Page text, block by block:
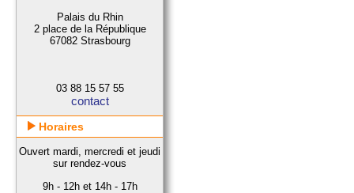
Palais du Rhin
2 place de la République
67082 Strasbourg
03 88 15 57 55
contact
Horaires
Ouvert mardi, mercredi et jeudi
sur rendez-vous
9h - 12h et 14h - 17h